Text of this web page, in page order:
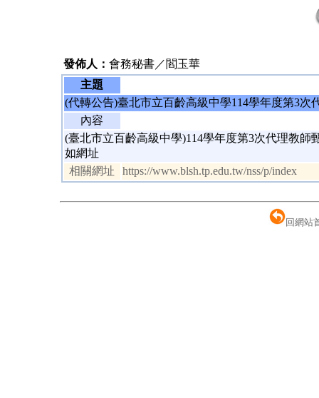
發佈人： 會務秘書／閻玉華
主題
(代轉公告)臺北市立百齡高級中學114學年度第3次
內容
(臺北市立百齡高級中學)114學年度第3次代理教師
如網址
相關網址
https://www.blsh.tp.edu.tw/nss/p/index
回網站